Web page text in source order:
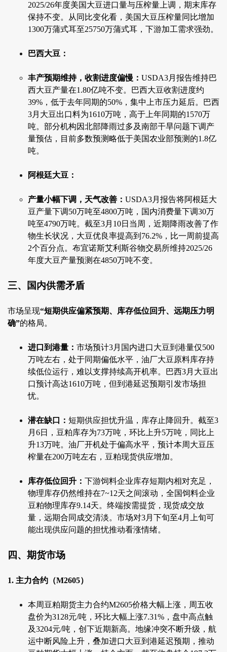
2025/26年度美国大豆进口量与压榨量上调，期末库存
保持不变。从同比变化看，美国大豆压榨量同比增加
1300万蒲式耳至25750万蒲式耳，下游加工需求强劲。
巴西大豆：
丰产预期维持，收割进度偏慢： USDA3月报告维持巴
西大豆产量在1.80亿吨不变。巴西大豆收割进度约
39%，低于去年同期的50%，集中上市压力延后。巴西
3月大豆出口料为1610万吨，高于上年同期的1570万
吨。部分机构因北部降雨过多及南部干旱问题下调产
量预估，目前多数预测略低于美国农业部预测的1.8亿
吨。
阿根廷大豆：
产量小幅下调，天气改善： USDA3月报告将阿根廷大
豆产量下调50万吨至4800万吨，国内消费量下调30万
吨至4790万吨。截至3月10日当周，近期降雨改善了作
物生长状况，大豆优良率提高到76.2%，比一周前提高
2个百分点。布宜诺斯艾利斯谷物交易所维持2025/26
年度大豆产量预测在4850万吨不变。
三、国内供需矛盾
市场呈现“短期供应偏紧预期、库存低位回升、远期压力明
确”的格局。
进口到港量： 市场预计3月国内进口大豆到港量仅500
万吨左右，处于同期偏低水平，油厂大豆原料库存持
续低位运行，难以支撑持续高开机率。巴西3月大豆出
口预计高达1610万吨，但到港延迟预期引发市场担
忧。
潜在缺口： 短期供应担忧升温，库存止降回升。截至3
月6日，豆粕库存为73万吨，环比上升5万吨，同比上
升13万吨。油厂开机处于偏高水平，预计本周大豆压
榨量在200万吨左右，豆粕现货供应增加。
库存低位回升： 下游饲料企业库存短期内相对充足，
物理库存仍然维持在7~12天之间滚动，全国饲料企业
豆粕物理库存9.14天。终端按需提货，现货成交放
量，远期合同成交清淡。市场对3月下旬至4月上旬可
能出现供应问题的担忧推动看涨情绪。
四、期货市场
1. 主力合约（M2605）
本周豆粕期货主力合约M2605价格大幅上涨，周五收
盘价为3128元/吨，环比大幅上涨7.31%，盘中高点触
及3204元/吨，创下近期新高。地缘冲突不断升级，航
运中断风险上升，叠加进口大豆到港延迟预期，推动